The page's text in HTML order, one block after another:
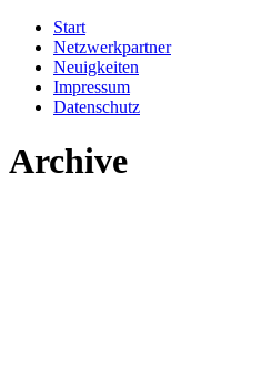
Start
Netzwerkpartner
Neuigkeiten
Impressum
Datenschutz
Archive